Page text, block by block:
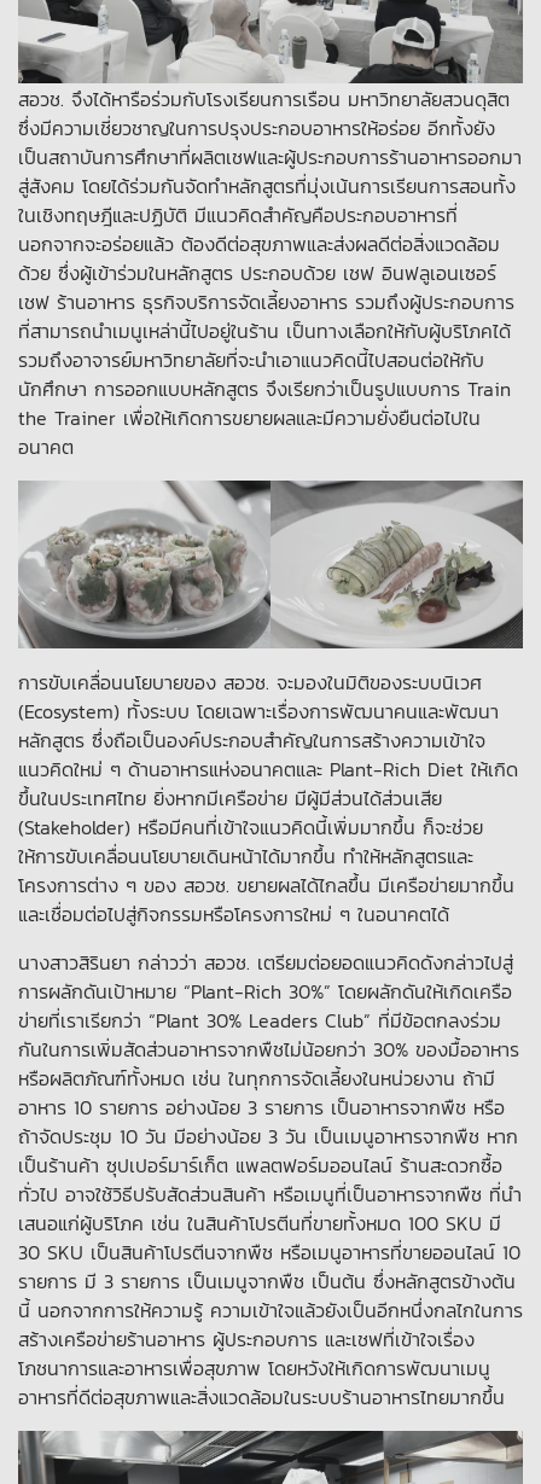
สอวช. จึงได้หารือร่วมกับโรงเรียนการเรือน มหาวิทยาลัยสวนดุสิต
ซึ่งมีความเชี่ยวชาญในการปรุงประกอบอาหารให้อร่อย อีกทั้งยัง
เป็นสถาบันการศึกษาที่ผลิตเชฟและผู้ประกอบการร้านอาหารออกมา
สู่สังคม โดยได้ร่วมกันจัดทำหลักสูตรที่มุ่งเน้นการเรียนการสอนทั้ง
ในเชิงทฤษฎีและปฏิบัติ มีแนวคิดสำคัญคือประกอบอาหารที่
นอกจากจะอร่อยแล้ว ต้องดีต่อสุขภาพและส่งผลดีต่อสิ่งแวดล้อม
ด้วย ซึ่งผู้เข้าร่วมในหลักสูตร ประกอบด้วย เชฟ อินฟลูเอนเซอร์
เชฟ ร้านอาหาร ธุรกิจบริการจัดเลี้ยงอาหาร รวมถึงผู้ประกอบการ
ที่สามารถนำเมนูเหล่านี้ไปอยู่ในร้าน เป็นทางเลือกให้กับผู้บริโภคได้
รวมถึงอาจารย์มหาวิทยาลัยที่จะนำเอาแนวคิดนี้ไปสอนต่อให้กับ
นักศึกษา การออกแบบหลักสูตร จึงเรียกว่าเป็นรูปแบบการ Train
the Trainer เพื่อให้เกิดการขยายผลและมีความยั่งยืนต่อไปใน
อนาคต
การขับเคลื่อนนโยบายของ สอวช. จะมองในมิติของระบบนิเวศ
(Ecosystem) ทั้งระบบ โดยเฉพาะเรื่องการพัฒนาคนและพัฒนา
หลักสูตร ซึ่งถือเป็นองค์ประกอบสำคัญในการสร้างความเข้าใจ
แนวคิดใหม่ ๆ ด้านอาหารแห่งอนาคตและ Plant-Rich Diet ให้เกิด
ขึ้นในประเทศไทย ยิ่งหากมีเครือข่าย มีผู้มีส่วนได้ส่วนเสีย
(Stakeholder) หรือมีคนที่เข้าใจแนวคิดนี้เพิ่มมากขึ้น ก็จะช่วย
ให้การขับเคลื่อนนโยบายเดินหน้าได้มากขึ้น ทำให้หลักสูตรและ
โครงการต่าง ๆ ของ สอวช. ขยายผลได้ไกลขึ้น มีเครือข่ายมากขึ้น
และเชื่อมต่อไปสู่กิจกรรมหรือโครงการใหม่ ๆ ในอนาคตได้
นางสาวสิรินยา กล่าวว่า สอวช. เตรียมต่อยอดแนวคิดดังกล่าวไปสู่
การผลักดันเป้าหมาย “Plant-Rich 30%” โดยผลักดันให้เกิดเครือ
ข่ายที่เราเรียกว่า “Plant 30% Leaders Club” ที่มีข้อตกลงร่วม
กันในการเพิ่มสัดส่วนอาหารจากพืชไม่น้อยกว่า 30% ของมื้ออาหาร
หรือผลิตภัณฑ์ทั้งหมด เช่น ในทุกการจัดเลี้ยงในหน่วยงาน ถ้ามี
อาหาร 10 รายการ อย่างน้อย 3 รายการ เป็นอาหารจากพืช หรือ
ถ้าจัดประชุม 10 วัน มีอย่างน้อย 3 วัน เป็นเมนูอาหารจากพืช หาก
เป็นร้านค้า ซุปเปอร์มาร์เก็ต แพลตฟอร์มออนไลน์ ร้านสะดวกซื้อ
ทั่วไป อาจใช้วิธีปรับสัดส่วนสินค้า หรือเมนูที่เป็นอาหารจากพืช ที่นำ
เสนอแก่ผู้บริโภค เช่น ในสินค้าโปรตีนที่ขายทั้งหมด 100 SKU มี
30 SKU เป็นสินค้าโปรตีนจากพืช หรือเมนูอาหารที่ขายออนไลน์ 10
รายการ มี 3 รายการ เป็นเมนูจากพืช เป็นต้น ซึ่งหลักสูตรข้างต้น
นี้ นอกจากการให้ความรู้ ความเข้าใจแล้วยังเป็นอีกหนึ่งกลไกในการ
สร้างเครือข่ายร้านอาหาร ผู้ประกอบการ และเชฟที่เข้าใจเรื่อง
โภชนาการและอาหารเพื่อสุขภาพ โดยหวังให้เกิดการพัฒนาเมนู
อาหารที่ดีต่อสุขภาพและสิ่งแวดล้อมในระบบร้านอาหารไทยมากขึ้น